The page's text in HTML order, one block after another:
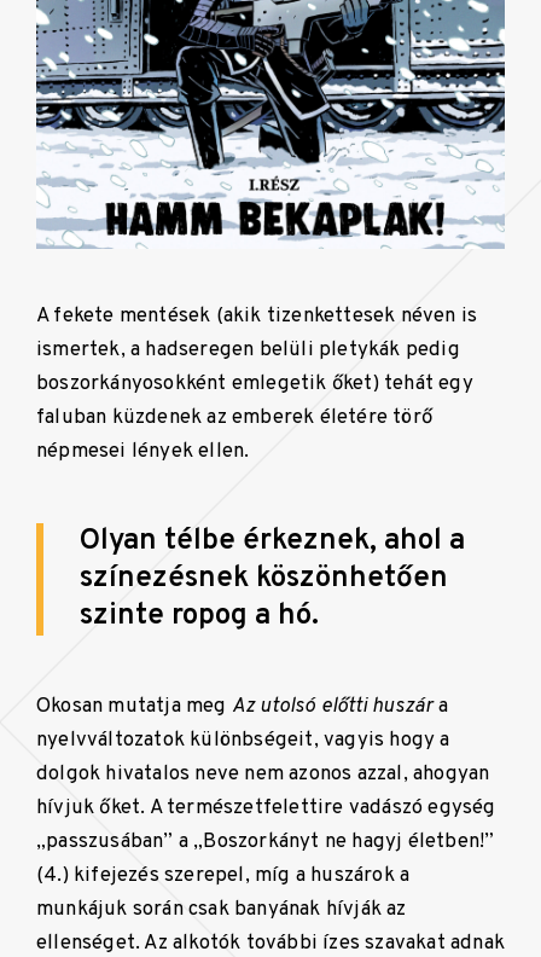
A fekete mentések (akik tizenkettesek néven is
ismertek, a hadseregen belüli pletykák pedig
boszorkányosokként emlegetik őket) tehát egy
faluban küzdenek az emberek életére törő
népmesei lények ellen.
Olyan télbe érkeznek, ahol a
színezésnek köszönhetően
szinte ropog a hó.
Okosan mutatja meg Az utolsó előtti huszára
nyelvváltozatok különbségeit, vagyis hogy a
dolgok hivatalos neve nem azonos azzal, ahogyan
hívjuk őket. A természetfelettire vadászó egység
„passzusában” a „Boszorkányt ne hagyj életben!”
(4.) kifejezés szerepel, míg a huszárok a
munkájuk során csak banyának hívják az
ellenséget. Az alkotók további ízes szavakat adnak